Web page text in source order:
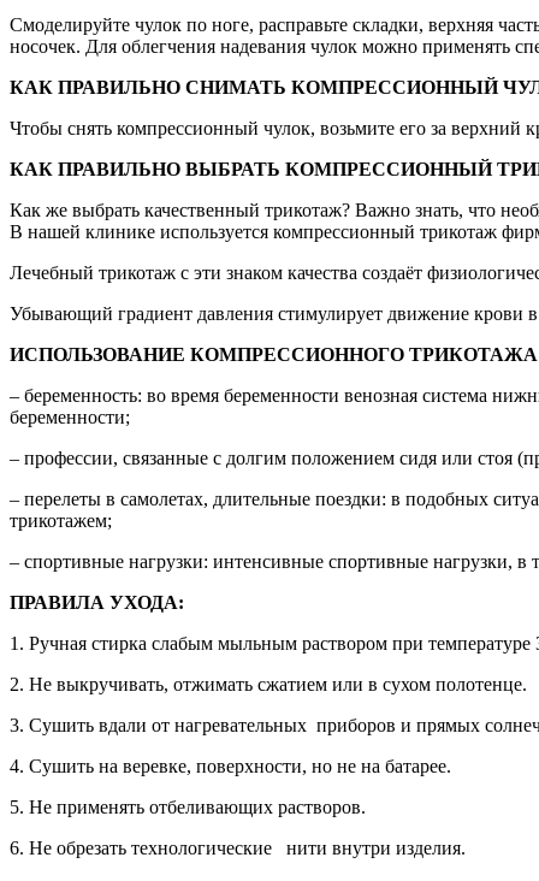
Смоделируйте чулок по ноге, расправьте складки, верхняя
носочек. Для облегчения надевания чулок можно применять
КАК ПРАВИЛЬНО СНИМАТЬ КОМПРЕССИОННЫЙ
Чтобы снять компрессионный чулок, возьмите его за верхний
КАК ПРАВИЛЬНО ВЫБРАТЬ КОМПРЕССИОННЫЙ
Как же выбрать качественный трикотаж? Важно знать, что
В нашей клинике используется компрессионный трикотаж
Лечебный трикотаж с эти знаком качества создаёт
Убывающий градиент давления стимулирует движение крови
ИСПОЛЬЗОВАНИЕ КОМПРЕССИОННОГО
– беременность: во время беременности венозная система
беременности;
– профессии, связанные с долгим положением сидя или стоя
– перелеты в самолетах, длительные поездки: в подобных
трикотажем;
– спортивные нагрузки: интенсивные спортивные нагрузки, в
ПРАВИЛА УХОДА:
1. Ручная стирка слабым мыльным раствором при температуре
2. Не выкручивать, отжимать сжатием или в сухом полотенце.
3. Сушить вдали от нагревательных приборов и прямых
4. Сушить на веревке, поверхности, но не на батарее.
5. Не применять отбеливающих растворов.
6. Не обрезать технологические нити внутри изделия.